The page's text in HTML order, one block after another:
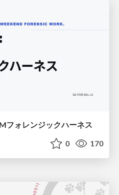
フォレンジックハーネス
0 170